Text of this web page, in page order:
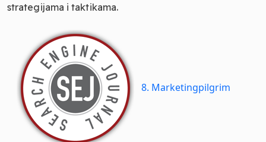
strategijama i taktikama.
8. Marketingpilgrim